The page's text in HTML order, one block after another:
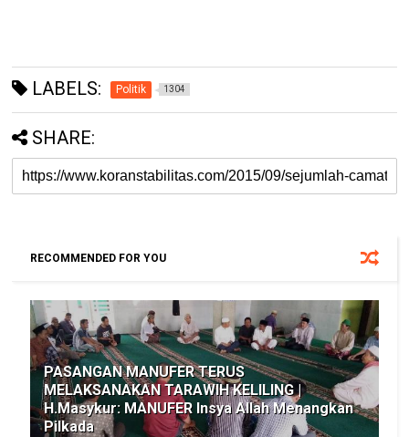
LABELS: Politik 1304
SHARE:
RECOMMENDED FOR YOU
PASANGAN MANUFER TERUS
MELAKSANAKAN TARAWIH KELILING |
H.Masykur: MANUFER Insya Allah Menangkan
Pilkada